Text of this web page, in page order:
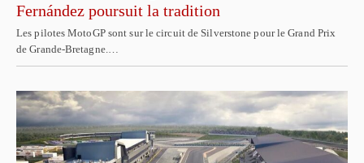
Fernández poursuit la tradition
Les pilotes MotoGP sont sur le circuit de Silverstone pour le Grand Prix
de Grande-Bretagne.…